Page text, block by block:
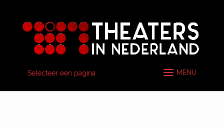
Selecteer een pagina